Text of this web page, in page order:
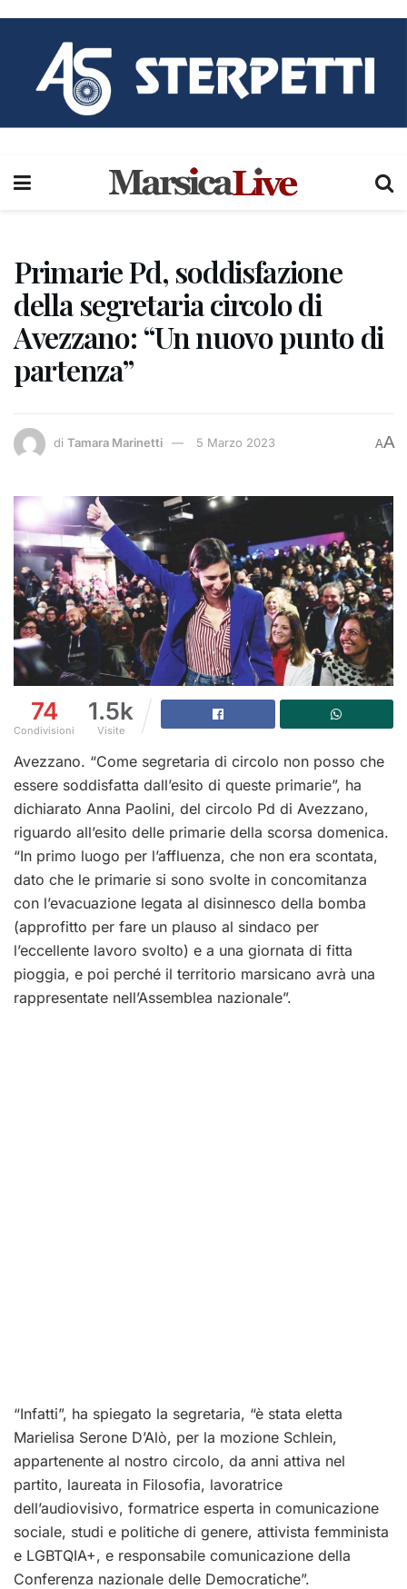
Primarie Pd, soddisfazione
della segretaria circolo di
Avezzano: “Un nuovo punto di
partenza”
di Tamara Marinetti 5 Marzo 2023 AA
74
Condivisioni
1.5k
Visite
Avezzano. “Come segretaria di circolo non posso che
essere soddisfatta dall’esito di queste primarie”, ha
dichiarato Anna Paolini, del circolo Pd di Avezzano,
riguardo all’esito delle primarie della scorsa domenica.
“In primo luogo per l’affluenza, che non era scontata,
dato che le primarie si sono svolte in concomitanza
con l’evacuazione legata al disinnesco della bomba
(approfitto per fare un plauso al sindaco per
l’eccellente lavoro svolto) e a una giornata di fitta
pioggia, e poi perché il territorio marsicano avrà una
rappresentate nell’Assemblea nazionale”.
“Infatti”, ha spiegato la segretaria, “è stata eletta
Marielisa Serone D’Alò, per la mozione Schlein,
appartenente al nostro circolo, da anni attiva nel
partito, laureata in Filosofia, lavoratrice
dell’audiovisivo, formatrice esperta in comunicazione
sociale, studi e politiche di genere, attivista femminista
e LGBTQIA+, e responsabile comunicazione della
Conferenza nazionale delle Democratiche”.